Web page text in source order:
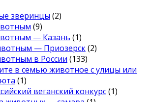
зверинцы (2)
(9)
— Казань (1)
— Приозерск(2)
в России (133)
в семью животное с улицы или
(1)
веганский конкурс(1)